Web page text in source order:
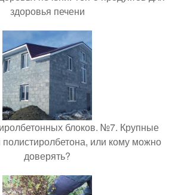
здоровья печени
блоков. №7. Крупные
полистиролбетона, или кому можно
доверять?